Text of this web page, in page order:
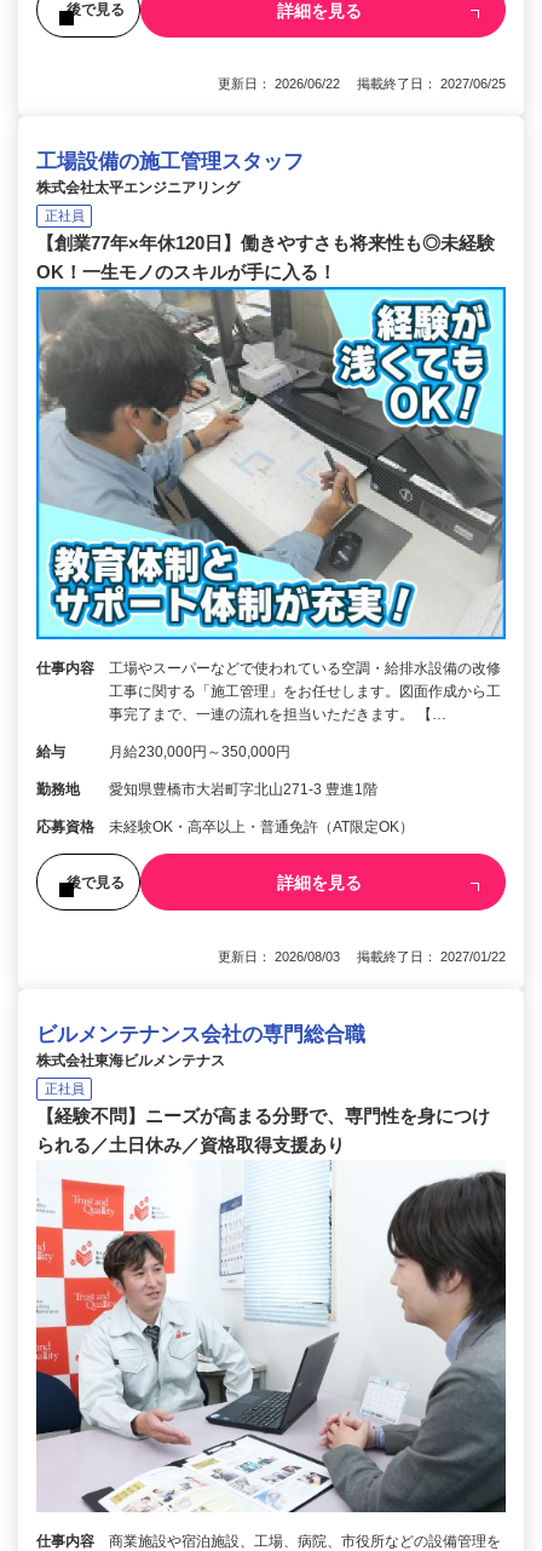
後で見る 詳細を見る
更新日： 2026/06/22 掲載終了日： 2027/06/25
工場設備の施工管理スタッフ
株式会社太平エンジニアリング
正社員
【創業77年×年休120日】働きやすさも将来性も◎未経験
OK！一生モノのスキルが手に入る！
仕事内容
工場やスーパーなどで使われている空調・給排水設備の改修
工事に関する「施工管理」をお任せします。図面作成から工
事完了まで、一連の流れを担当いただきます。 【…
給与 月給230,000円～350,000円
勤務地 愛知県豊橋市大岩町字北山271-3 豊進1階
応募資格 未経験OK・高卒以上・普通免許（AT限定OK）
後で見る 詳細を見る
更新日： 2026/08/03 掲載終了日： 2027/01/22
ビルメンテナンス会社の専門総合職
株式会社東海ビルメンテナス
正社員
【経験不問】ニーズが高まる分野で、専門性を身につけ
られる／土日休み／資格取得支援あり
仕事内容
商業施設や宿泊施設、工場、病院、市役所などの設備管理を